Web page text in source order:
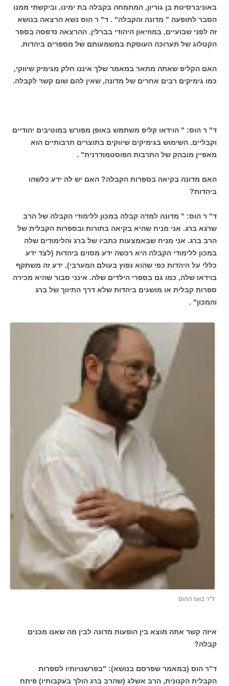
באוניברסיטת בן גוריון, המתמחה בקבלה בת ימינו, וביקשתי ממנו
הסבר לתופעה " מדונה והקבלה" . ד" ר הוס נשא הרצאה בנושא
זה לפני שבועיים, במוזיאון היהודי בברלין. ההרצאה נדפסה בספר
הקטלוג של תערוכה העוסקת במשמעותם של מספרים ביהדות.
האם הקליפ שאתה מתאר במאמר שלך איננו חלק מגימיק שיווקי,
כמו גימיקים רבים אחרים של מדונה, שאין להם שום קשר לקבלה.
ד" ר הוס: " הוידאו קליפ משתמש באופן מפורש במוטיבים יהודיים
וקבליים. השימוש בגימיקים שיווקים בתוצרים תרבותיים הוא
מאפיין מובהק של התרבות הפוסטמודרנית" .
האם מדונה בקיאה בספרות הקבלה? האם יש לה ידע כלשהו
ביהדות?
ד" ר הוס: " מדונה למדה קבלה במכון ללימודי הקבלה של הרב
שרגא ברג. אני מניח שהיא בקיאה בתורות ובספרות הקבלית של
הרב ברג. אני מניח שבאמצעות כתביו של ברג והלימודים שלה
במכון ללימודי הקבלה היא רכשה ידע מסוים ביהדות (לצד ידע
כללי על היהדות כפי שהוא נפוץ בעולם המערבי). ידע זה משתקף
בוידאו שלה, כמו גם בספרי הילדים שלה. אינני סבור שהיא מכירה
ספרות קבלית או מושגים ביהדות שלא דרך התיווך של ברג
והמכון" .
ד"ר בועז ההוס
איזה קשר אתה מוצא בין הופעות מדונה לבין מה שאנו מכנים
קבלה?
ד"ר הוס (במאמר שפרסם בנושא): "בפרשנויותיו לספרות
הקבלית הקנונית, הרב אשלג (שהרב ברג הולך בעקבותיו) פיתח